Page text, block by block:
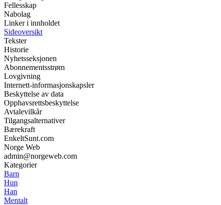
Fellesskap
Nabolag
Linker i innholdet
Sideoversikt
Tekster
Historie
Nyhetsseksjonen
Abonnementsstrøm
Lovgivning
Internett-informasjonskapsler
Beskyttelse av data
Opphavsrettsbeskyttelse
Avtalevilkår
Tilgangsalternativer
Bærekraft
EnkeltSunt.com
Norge Web
admin@norgeweb.com
Kategorier
Barn
Hun
Han
Mentalt